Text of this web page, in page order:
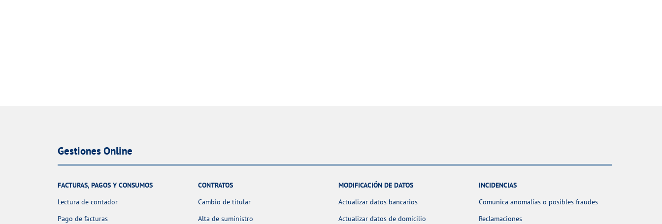
Gestiones Online
FACTURAS, PAGOS Y CONSUMOS
Lectura de contador
Pago de facturas
CONTRATOS
Cambio de titular
Alta de suministro
MODIFICACIÓN DE DATOS
Actualizar datos bancarios
Actualizar datos de domicilio
INCIDENCIAS
Comunica anomalías o posibles fraudes
Reclamaciones